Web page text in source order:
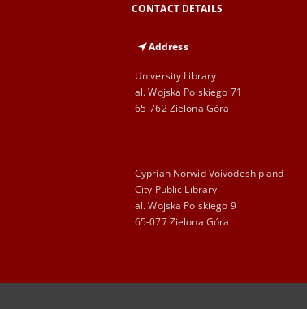
CONTACT DETAILS
Address
University Library
al. Wojska Polskiego 71
65-762 Zielona Góra
Cyprian Norwid Voivodeship and
City Public Library
al. Wojska Polskiego 9
65-077 Zielona Góra